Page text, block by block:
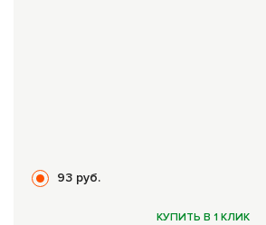
93 руб.
КУПИТЬ В 1 КЛИК